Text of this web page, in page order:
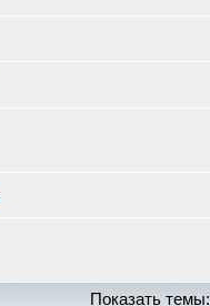
Показать темы: